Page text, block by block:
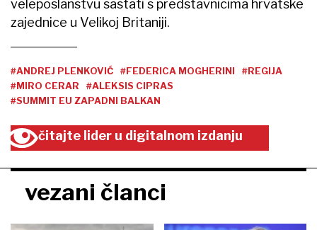
veleposlanstvu sastati s predstavnicima hrvatske
zajednice u Velikoj Britaniji.
#ANDREJ PLENKOVIĆ #FEDERICA MOGHERINI
#REGIJA
#MIRO CERAR
#ALEKSIS CIPRAS
#SUMMIT EU ZAPADNI BALKAN
čitajte lider u digitalnom izdanju
vezani članci